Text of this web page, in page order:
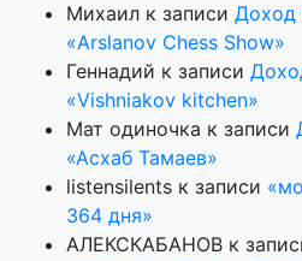
Михаил к записи Доход
«Arslanov Chess Show»
Геннадий к записи
«Vishniakov kitchen»
Мат одиночка к записи
«Асхаб Тамаев»
listensilents к записи
364 дня»
АЛЕКСКАБАНОВ к